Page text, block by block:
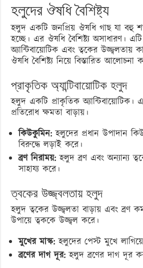
হলুদের ঔষধি বৈশিষ্ট্য
হলুদ একটি জনপ্রিয় ঔষধি গাছ যা বহু
হচ্ছে। এর ঔষধি বৈশিষ্ট্য অসাধারণ।
অ্যান্টিবায়োটিক এবং ত্বকের উজ্জ্বলতায়
ঔষধি বৈশিষ্ট্য নিয়ে বিস্তারিত আলোচনা
প্রাকৃতিক অ্যান্টিবায়োটিক হলুদ
হলুদ একটি প্রাকৃতিক অ্যান্টিবায়োটিক।
প্রতিরোধ ক্ষমতা বাড়ায়।
কিউকুমিন: হলুদের প্রধান উপাদান
বিরুদ্ধে লড়াই করে।
ব্রণ নিরাময়: হলুদ ব্রণ এবং অন্যান্য
সাহায্য করে।
ত্বকের উজ্জ্বলতায় হলুদ
হলুদ ত্বকের উজ্জ্বলতা বাড়ায় এবং ব্রণ
উপায়ে ত্বককে উজ্জ্বল করে।
মুখের মাস্ক: হলুদের পেস্ট মুখে
ব্রণের দাগ দূর: হলুদ ব্রণের দাগ দূর